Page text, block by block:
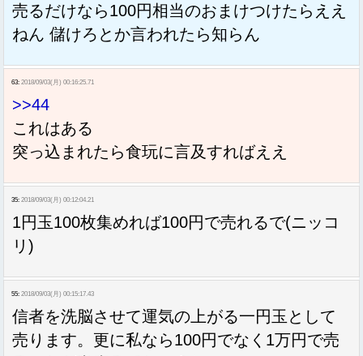
売るだけなら100円相当のおまけつけたらええ
ねん 儲けろとか言われたら知らん
63: 2018/09/03(月) 00:16:25.71
>>44
これはある
突っ込まれたら食玩に言及すればええ
35: 2018/09/03(月) 00:12:04.21
1円玉100枚集めれば100円で売れるで(ニッコ
リ)
55: 2018/09/03(月) 00:15:17.43
信者を洗脳させて運気の上がる一円玉として
売ります。更に私なら100円でなく1万円で売